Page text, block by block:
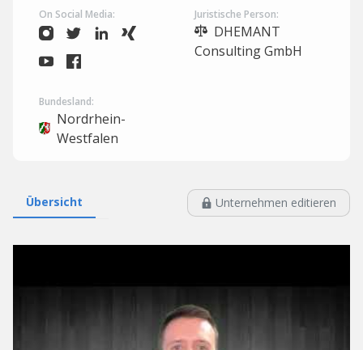
On Social Media: Juristische Person:
DHEMANT
Consulting GmbH
Bundesland:
Nordrhein-
Westfalen
Übersicht Unternehmen editieren